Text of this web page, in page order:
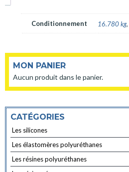
Conditionnement 16.780 kg,
MON PANIER
Aucun produit dans le panier.
CATÉGORIES
Les silicones
Les élastomères polyuréthanes
Les résines polyuréthanes